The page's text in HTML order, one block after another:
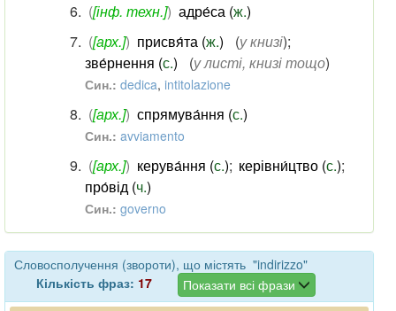
([інф. техн.]) адре́са (ж.)
([арх.]) присвя́та (ж.) (у книзі);
зве́рнення (с.) (у листі, книзі тощо)
Син.: dedica, intitolazione
([арх.]) спрямува́ння (с.)
Син.: avviamento
([арх.]) керува́ння (с.); керівни́цтво (с.);
про́від (ч.)
Син.: governo
Словосполучення (звороти), що містять "indirizzo"
Кількість фраз: 17 Показати всі фрази